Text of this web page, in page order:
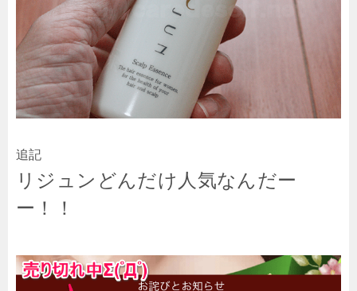
追記
リジュンどんだけ人気なんだー
ー！！